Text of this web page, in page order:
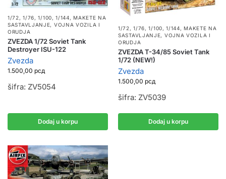
1/72, 1/76, 1/100, 1/144,MAKETE NA
SASTAVLJANJE, VOJNA VOZILA I
ORUDJA
ZVEZDA 1/72 Soviet Tank
Destroyer ISU-122
Zvezda
1.500,00 рсд
šifra: ZV5054
Dodaj u korpu
1/72, 1/76, 1/100, 1/144, MAKETE NA
SASTAVLJANJE, VOJNA VOZILA I
ORUDJA
ZVEZDA T-34/85 Soviet Tank
1/72 (NEW!)
Zvezda
1.500,00 рсд
šifra: ZV5039
Dodaj u korpu